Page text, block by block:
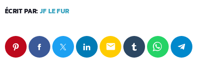
ÉCRIT PAR: JF LE FUR
email